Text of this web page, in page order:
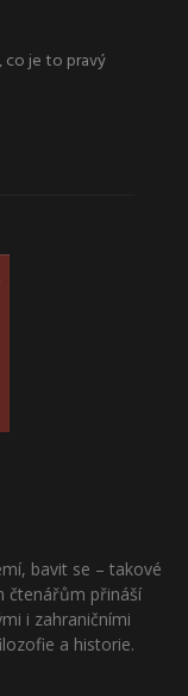
co je to pravý
bavit se – takové
čtenářům přináší
i zahraničními
a historie.